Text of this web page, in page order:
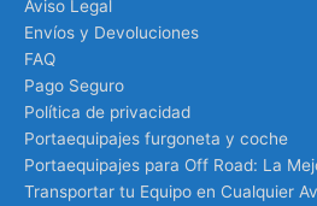
Aviso Legal
Envíos y Devoluciones
FAQ
Pago Seguro
Política de privacidad
Portaequipajes furgoneta y coche
Portaequipajes para Off Road: La
Transportar tu Equipo en Cualquier